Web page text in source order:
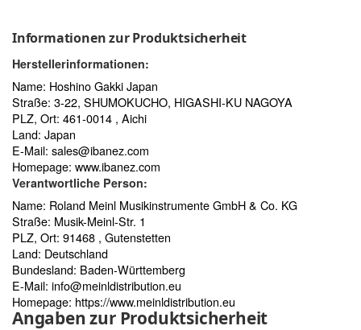
Informationen zur Produktsicherheit
Herstellerinformationen:
Name: Hoshino Gakki Japan
Straße: 3-22, SHUMOKUCHO, HIGASHI-KU NAGOYA
PLZ, Ort: 461-0014 , Aichi
Land: Japan
E-Mail: sales@ibanez.com
Homepage: www.ibanez.com
Verantwortliche Person:
Name: Roland Meinl Musikinstrumente GmbH & Co. KG
Straße: Musik-Meinl-Str. 1
PLZ, Ort: 91468 , Gutenstetten
Land: Deutschland
Bundesland: Baden-Württemberg
E-Mail: info@meinldistribution.eu
Homepage: https://www.meinldistribution.eu
Angaben zur Produktsicherheit